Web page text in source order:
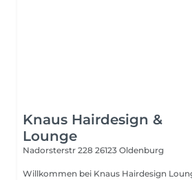
Knaus Hairdesign &
Lounge
Nadorsterstr 228 26123 Oldenburg
Willkommen bei Knaus Hairdesign